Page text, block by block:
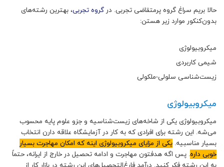
حالا بریم سراغ گروه پرمتقاضی تجربی. در گروه تجربی، بهترین رشته‌های
بدون‌کنکور موارد زیر هستن:
میکروبیولوژی
شیمی کاربردی
زیست‌شناسی سلولی-ملکولی
میکروبیولوژی
میکروبیولوژی یکی از شاخه‌های زیست‌شناسیه و جزو علوم پایه محسوب
می‌شه. این رشته برای افرادی که به کار در آزمایشگاه علاقه دارن انتخاب
بسیار مناسبیه. یکی از مزایای میکروبیولوژی اینه که امکان مهاجرت بسیار
خوبی داره. پس اگه هدفتون مهاجرت و ادامه تحصیل در خارج از ایرانه، حتماً
به این رشته فکر کنید. درآمد فارغ‌التحصیل‌های این رشته در بازار کار از